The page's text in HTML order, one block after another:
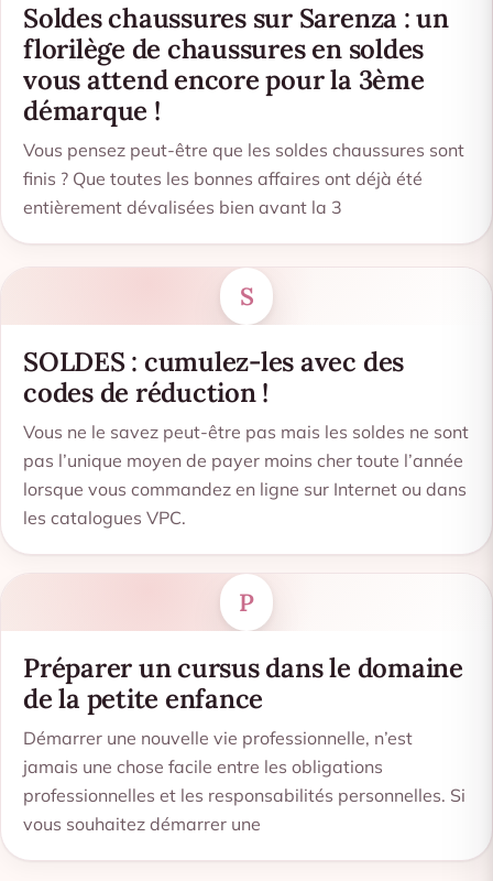
Soldes chaussures sur Sarenza : un
florilège de chaussures en soldes
vous attend encore pour la 3ème
démarque !
Vous pensez peut-être que les soldes chaussures sont
finis ? Que toutes les bonnes affaires ont déjà été
entièrement dévalisées bien avant la 3
S
SOLDES : cumulez-les avec des
codes de réduction !
Vous ne le savez peut-être pas mais les soldes ne sont
pas l’unique moyen de payer moins cher toute l’année
lorsque vous commandez en ligne sur Internet ou dans
les catalogues VPC.
P
Préparer un cursus dans le domaine
de la petite enfance
Démarrer une nouvelle vie professionnelle, n’est
jamais une chose facile entre les obligations
professionnelles et les responsabilités personnelles. Si
vous souhaitez démarrer une